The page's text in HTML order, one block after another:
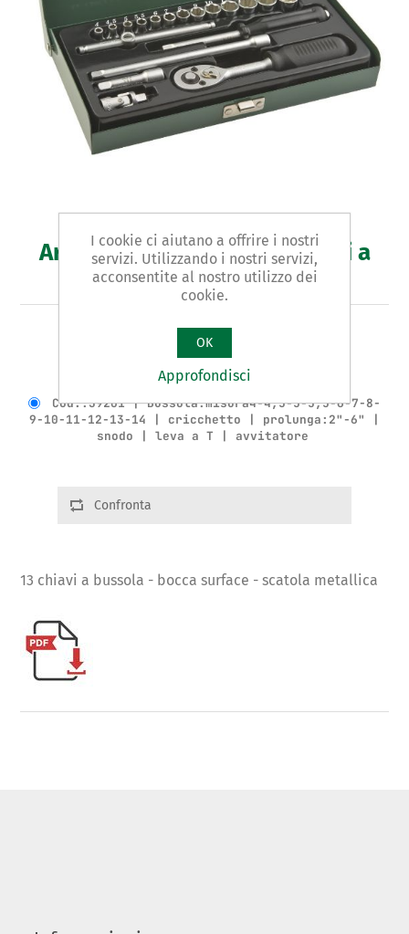
Art. 392 - assortimento chiavi a
bussola
ASSORTIMENTO IN SERIE DI 19 PEZZI DA 1/4”
Varianti del prodotto
Cod.:39201 | Bussola:misura4-4,5-5-5,5-6-7-8-
9-10-11-12-13-14 | cricchetto | prolunga:2"-6" |
snodo | leva a T | avvitatore
Confronta
13 chiavi a bussola - bocca surface - scatola metallica
I cookie ci aiutano a offrire i nostri
servizi. Utilizzando i nostri servizi,
acconsentite al nostro utilizzo dei
cookie.
OK
Approfondisci